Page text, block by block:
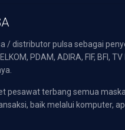
/ distributor pulsa sebagai
PDAM, ADIRA, FIF,
pesawat terbang semua
baik melalui komputer,